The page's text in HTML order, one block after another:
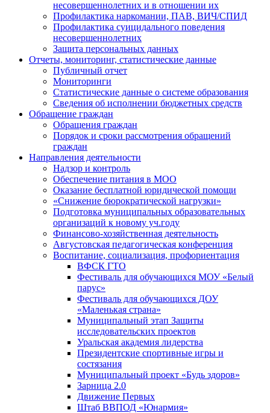
несовершеннолетних и в отношении их
Профилактика наркомании, ПАВ, ВИЧ/СПИД
Профилактика суицидального поведения
несовершеннолетних
Защита персональных данных
Отчеты, мониторинг, статистические данные
Публичный отчет
Мониторинги
Статистические данные о системе образования
Сведения об исполнении бюджетных средств
Обращение граждан
Обращения граждан
Порядок и сроки рассмотрения обращений
граждан
Направления деятельности
Надзор и контроль
Обеспечение питания в МОО
Оказание бесплатной юридической помощи
«Снижение бюрократической нагрузки»
Подготовка муниципальных образовательных
организаций к новому уч.году
Финансово-хозяйственная деятельность
Августовская педагогическая конференция
Воспитание, социализация, профориентация
ВФСК ГТО
Фестиваль для обучающихся МОУ «Белый
парус»
Фестиваль для обучающихся ДОУ
«Маленькая страна»
Муниципальный этап Защиты
исследовательских проектов
Уральская академия лидерства
Президентские спортивные игры и
состязания
Муниципальный проект «Будь здоров»
Зарница 2.0
Движение Первых
Штаб ВВПОД «Юнармия»